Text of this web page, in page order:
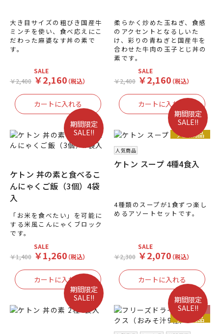
大き目サイズの粗びき国産牛
ミンチを使い、食べ応えにこ
だわった麻婆なす丼の素で
す。
￥2,400
SALE
￥2,160（税込）
柔らかく炒めた玉ねぎ、食感
のアクセントとなるしいた
け、彩りの青ねぎと国産牛を
合わせた牛肉の玉子とじ丼の
素です。
￥2,400
SALE
￥2,160（税込）
期間限定
SALE!!
ケトン 丼の素と食べるこ
んにゃくご飯（3個）4袋
入
「お米を食べたい」を可能に
する米風こんにゃくブロック
です。
￥1,400
SALE
￥1,260（税込）
人気商品
期間限定
SALE!!
人気商品
ケトン スープ 4種4食入
4種類のスープが1食ずつ楽し
めるアソートセットです。
￥2,300
SALE
￥2,070（税込）
期間限定
SALE!!
送料無料
人気商品
期間限定
SALE!!